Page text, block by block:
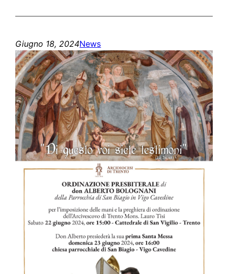
Giugno 18, 2024News